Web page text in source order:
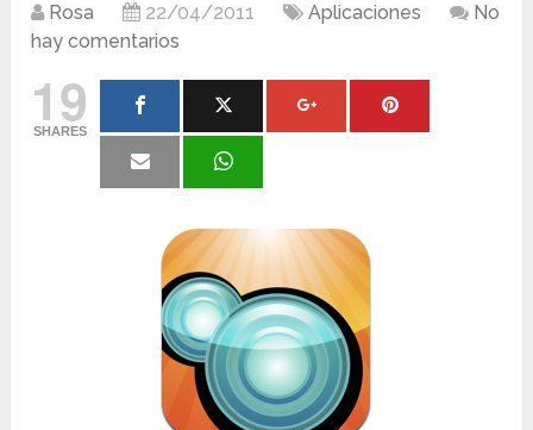
Rosa 22/04/2011 Aplicaciones
No
hay comentarios
19
SHARES